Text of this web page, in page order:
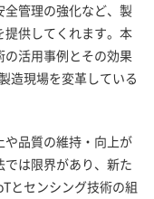
管理の強化など、製
供してくれます。本
活用事例とその効果
造現場を変革している
品質の維持・向上が
は限界があり、新た
とセンシング技術の組